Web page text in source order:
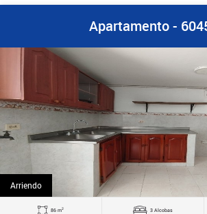
Apartamento -
Arriendo
86 m2 3 Alcobas